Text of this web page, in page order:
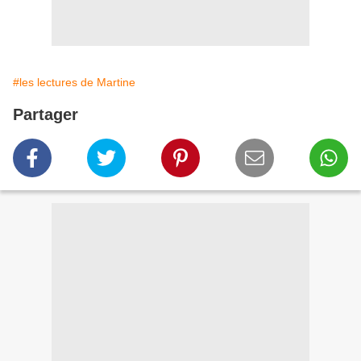
#les lectures de Martine
Partager